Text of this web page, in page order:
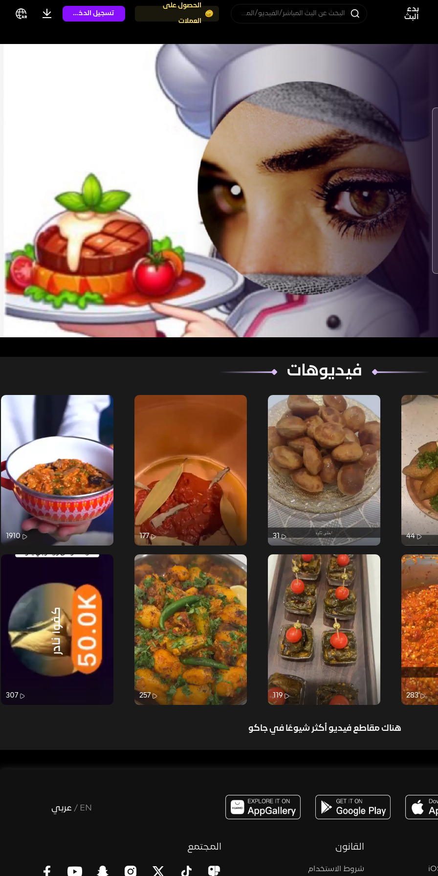
بدء
البث
البحث عن البث المباشر/الفيديو/المستخدم
الحصول على
العملات
تسجيل الدخول
فيديوهات
44
31
177
1910
283
119
257
307
هناك مقاطع فيديو أكثر شيوعًا في جاكو
EN
/ عربي
القانون
شروط الاستخدام
المجتمع